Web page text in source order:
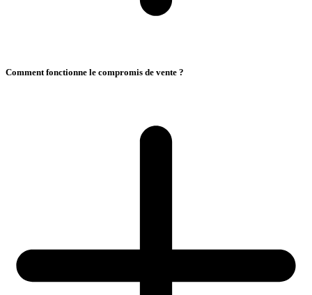
Comment fonctionne le compromis de vente ?